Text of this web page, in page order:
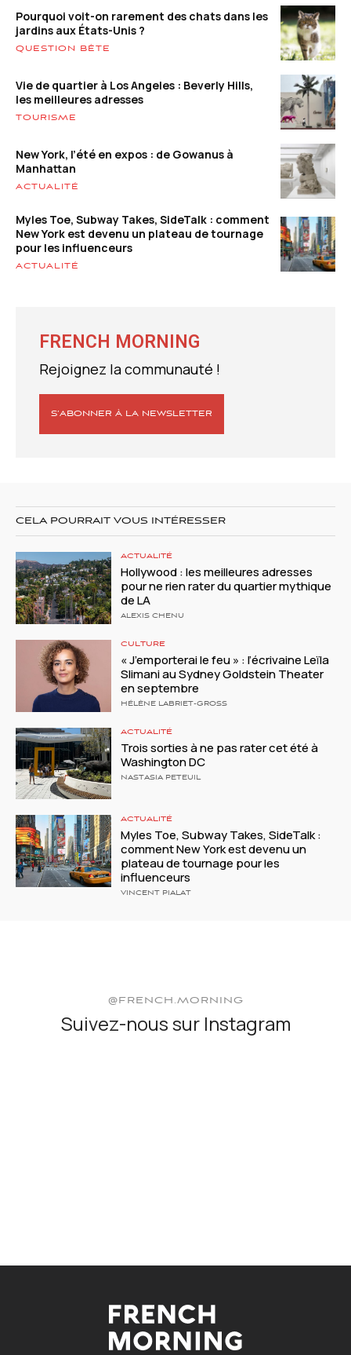
Pourquoi voit-on rarement des chats dans les
jardins aux États-Unis ?
QUESTION BÊTE
Vie de quartier à Los Angeles : Beverly Hills,
les meilleures adresses
TOURISME
New York, l’été en expos : de Gowanus à
Manhattan
ACTUALITÉ
Myles Toe, Subway Takes, SideTalk : comment
New York est devenu un plateau de tournage
pour les influenceurs
ACTUALITÉ
FRENCH MORNING
Rejoignez la communauté !
S’ABONNER À LA NEWSLETTER
CELA POURRAIT VOUS INTÉRESSER
ACTUALITÉ
Hollywood : les meilleures adresses
pour ne rien rater du quartier mythique
de LA
ALEXIS CHENU
CULTURE
« J’emporterai le feu » : l’écrivaine Leïla
Slimani au Sydney Goldstein Theater
en septembre
HÉLÈNE LABRIET-GROSS
ACTUALITÉ
Trois sorties à ne pas rater cet été à
Washington DC
NASTASIA PETEUIL
ACTUALITÉ
Myles Toe, Subway Takes, SideTalk :
comment New York est devenu un
plateau de tournage pour les
influenceurs
VINCENT PIALAT
@FRENCH.MORNING
Suivez-nous sur Instagram